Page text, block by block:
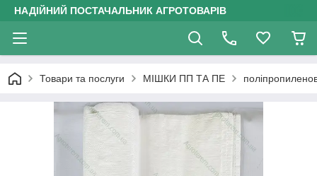
НАДІЙНИЙ ПОСТАЧАЛЬНИК АГРОТОВАРІВ
Товари та послуги МІШКИ ПП ТА ПЕ